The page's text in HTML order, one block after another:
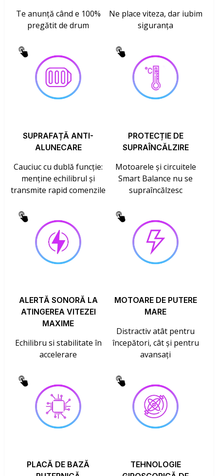
Te anunță când e 100%
pregătit de drum
Ne place viteza, dar iubim
siguranța
SUPRAFAȚĂ ANTI-
ALUNECARE
Cauciuc cu dublă funcție:
menține echilibrul și
transmite rapid comenzile
PROTECȚIE DE
SUPRAÎNCĂLZIRE
Motoarele și circuitele
Smart Balance nu se
supraîncălzesc
ALERTĂ SONORĂ LA
ATINGEREA VITEZEI
MAXIME
Echilibru si stabilitate în
accelerare
MOTOARE DE PUTERE
MARE
Distractiv atât pentru
începători, cât și pentru
avansați
PLACĂ DE BAZĂ
TEHNOLOGIE